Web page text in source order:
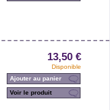
13,50 €
Disponible
Ajouter au panier
Voir le produit